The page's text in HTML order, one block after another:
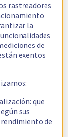
rastreadores
la
de
exentos
que
sus
rendimiento de